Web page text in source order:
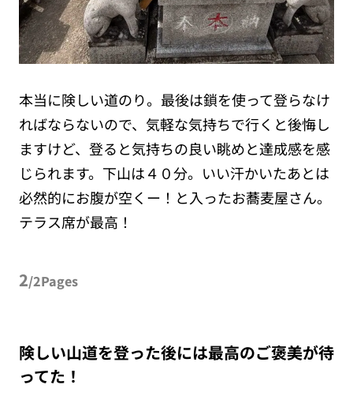
本当に険しい道のり。最後は鎖を使って登らなけ
ればならないので、気軽な気持ちで行くと後悔し
ますけど、登ると気持ちの良い眺めと達成感を感
じられます。下山は４０分。いい汗かいたあとは
必然的にお腹が空くー！と入ったお蕎麦屋さん。
テラス席が最高！
2/2Pages
険しい山道を登った後には最高のご褒美が待
ってた！